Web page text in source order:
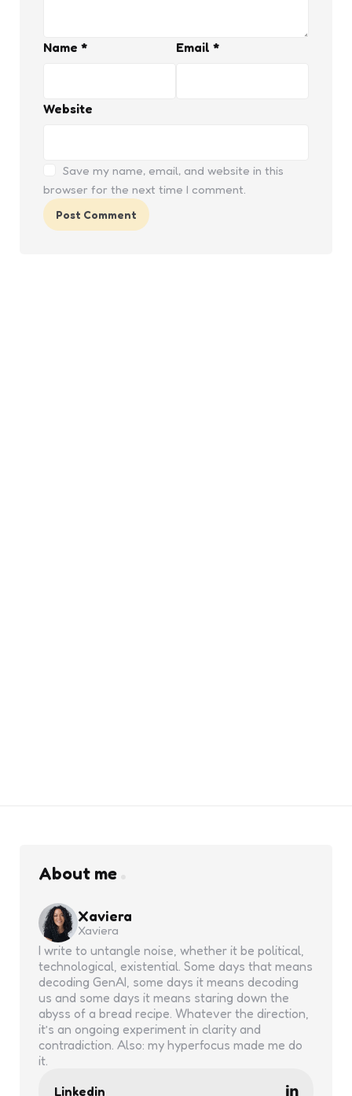
Name * Email *
Website
Save my name, email, and website in this
browser for the next time I comment.
About me
Xaviera
Xaviera
I write to untangle noise, whether it be political,
technological, existential. Some days that means
decoding GenAI, some days it means decoding
us and some days it means staring down the
abyss of a bread recipe. Whatever the direction,
it’s an ongoing experiment in clarity and
contradiction. Also: my hyperfocus made me do
it.
Linkedin